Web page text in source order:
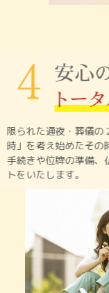
限られた通夜・
時」を考え始め
手続きや位牌の
トをいたします。